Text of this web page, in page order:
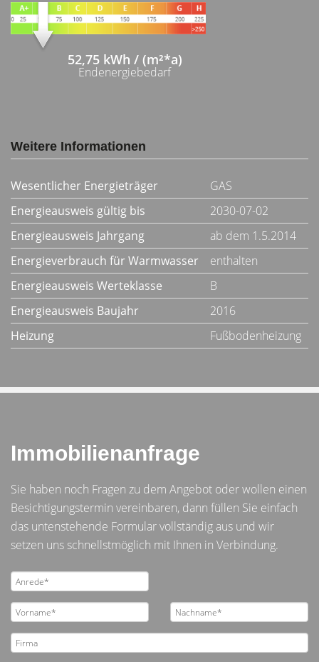
52,75 kWh / (m²*a)
Endenergiebedarf
Weitere Informationen
Wesentlicher Energieträger
GAS
Energieausweis gültig bis
2030-07-02
Energieausweis Jahrgang
ab dem 1.5.2014
Energieverbrauch für Warmwasser
enthalten
Energieausweis Werteklasse
B
Energieausweis Baujahr
2016
Heizung
Fußbodenheizung
Immobilienanfrage
Sie haben noch Fragen zu dem Angebot oder wollen einen
Besichtigungstermin vereinbaren, dann füllen Sie einfach
das untenstehende Formular vollständig aus und wir
setzen uns schnellstmöglich mit Ihnen in Verbindung.